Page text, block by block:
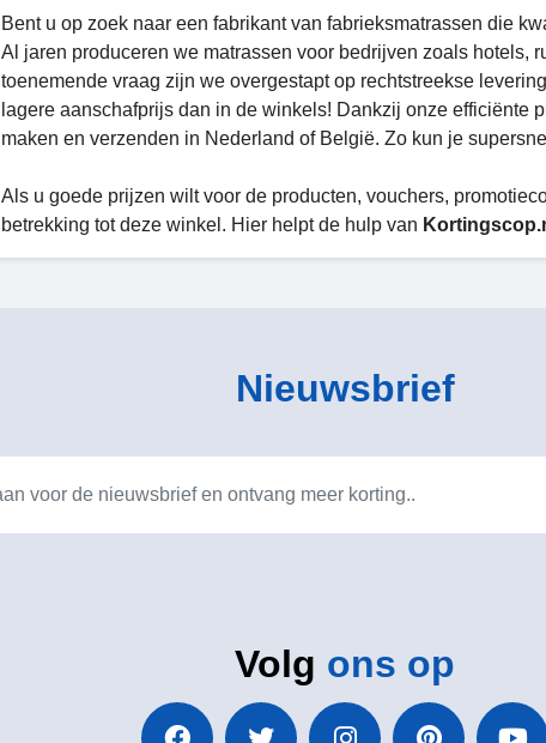
Bent u op zoek naar een fabrikant van fabrieksmatrassen die
Al jaren produceren we matrassen voor bedrijven zoals hotels,
toenemende vraag zijn we overgestapt op rechtstreekse
lagere aanschafprijs dan in de winkels! Dankzij onze
maken en verzenden in Nederland of België. Zo kun je
Als u goede prijzen wilt voor de producten, vouchers,
betrekking tot deze winkel. Hier helpt de hulp van
Nieuwsbrief
Volg ons op